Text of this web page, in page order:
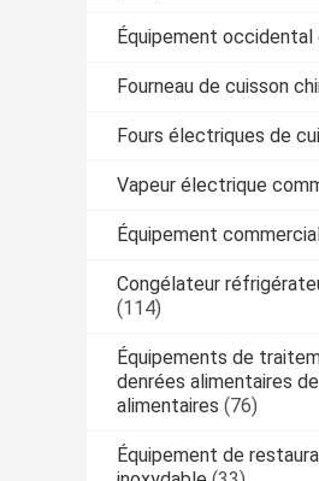
Équipement occidental
Fourneau de cuisson
Fours électriques de
Vapeur électrique
Équipement
Congélateur
(114)
Équipements de
denrées alimentaires
alimentaires (76)
Équipement de